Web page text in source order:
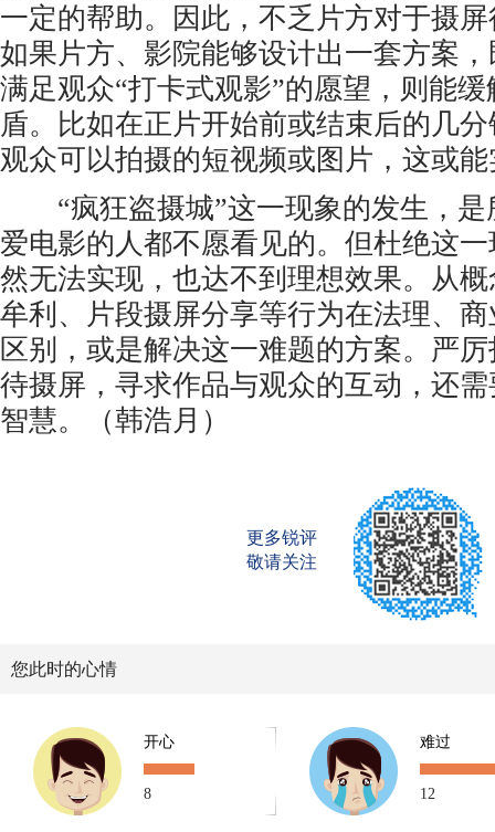
一定的帮助。因此，不乏片方对于摄
如果片方、影院能够设计出一套方案
满足观众“打卡式观影”的愿望，则能
盾。比如在正片开始前或结束后的几
观众可以拍摄的短视频或图片，这或
“疯狂盗摄城”这一现象的发生，是
爱电影的人都不愿看见的。但杜绝这
然无法实现，也达不到理想效果。从
牟利、片段摄屏分享等行为在法理、
区别，或是解决这一难题的方案。严
待摄屏，寻求作品与观众的互动，还
智慧。（韩浩月）
更多锐评
敬请关注
您此时的心情
开心
8
难过
12